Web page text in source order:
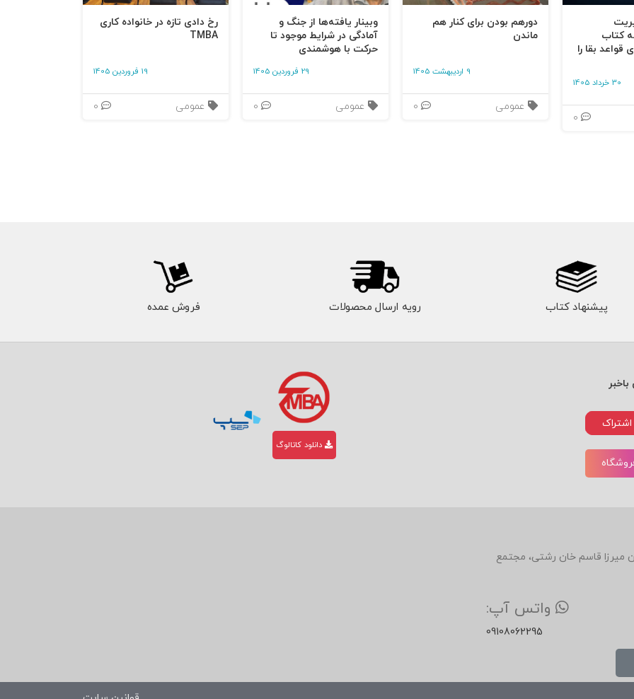
کتاب
بقا را
30 خرداد 1405
دورهم بودن برای کنار هم
ماندن
9 اردیبهشت 1405
عمومی
وبینار یافته‌ها از جنگ و
آمادگی در شرایط موجود تا
حرکت با هوشمندی
29 فروردین 1405
عمومی
رخ دادی تازه در خانواده کاری
TMBA
19 فروردین 1405
عمومی
پیشنهاد کتاب رویه ارسال محصولات فروش عمده
اشتراک
دانلود کاتالوگ
روبروی رستوران میرزا قاسم خان رشتی، مجتمع
واتس آپ:
09108062295